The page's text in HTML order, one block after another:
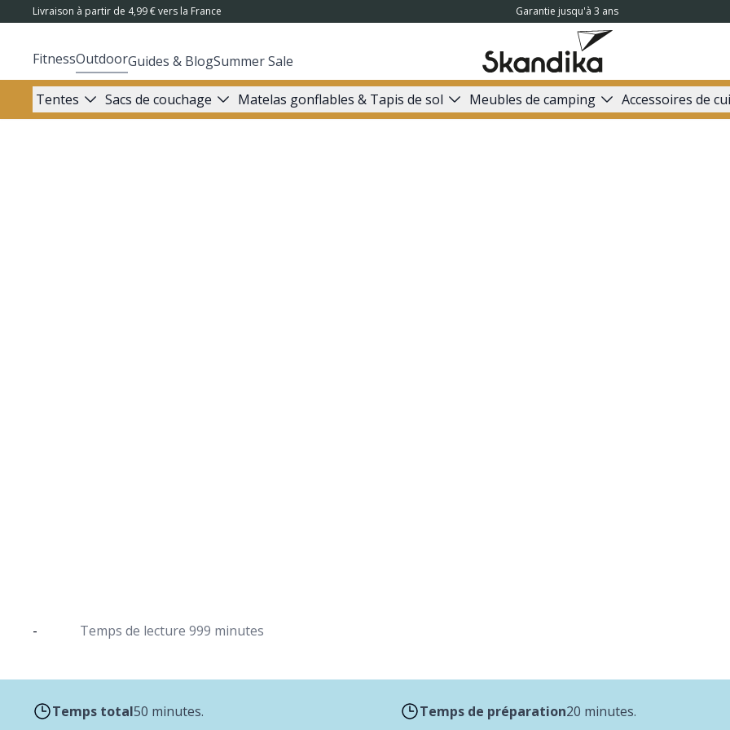
Livraison à partir de 4,99 € vers la France Garantie jusqu'à 3 ans
FitnessOutdoorGuides & BlogSummer Sale
Tentes Sacs de couchage Matelas gonflables & Tapis de sol Meubles de camping Accessoires de
- Temps de lecture 999 minutes
Temps total50 minutes. Temps de préparation20 minutes.